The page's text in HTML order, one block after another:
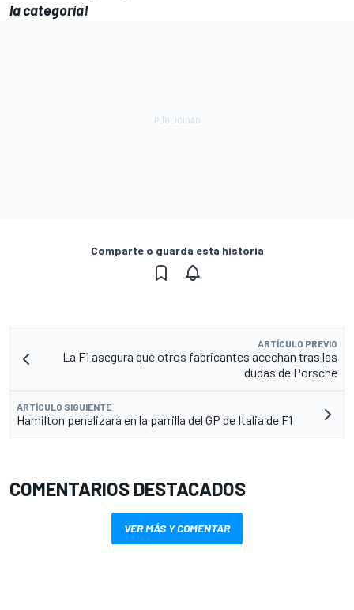
la categoría!
Comparte o guarda esta historia
ARTÍCULO PREVIO
La F1 asegura que otros fabricantes acechan tras las
dudas de Porsche
ARTÍCULO SIGUIENTE
Hamilton penalizará en la parrilla del GP de Italia de F1
COMENTARIOS DESTACADOS
VER MÁS Y COMENTAR